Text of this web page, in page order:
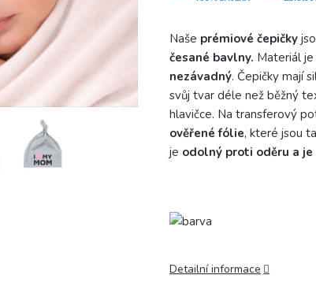
Naše prémiové čepičky
česané bavlny. Materiál
nezávadný. Čepičky mají
svůj tvar déle než běžný
hlavičce. Na transferový
ověřené fólie, které jsou
je odolný proti oděru a je
Detailní informace